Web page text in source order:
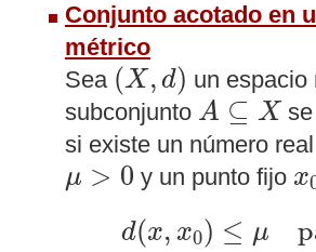
Conjunto acotado en
métrico
Sea (X, d)
(X,d )
un espacio
subconjunto A ⊆ X
A ⊆X
si existe un número
μ > 0
μ >0 y un punto fijo x
x
d(x, x0) ≤ μ
d (x ,x 0) ≤μ